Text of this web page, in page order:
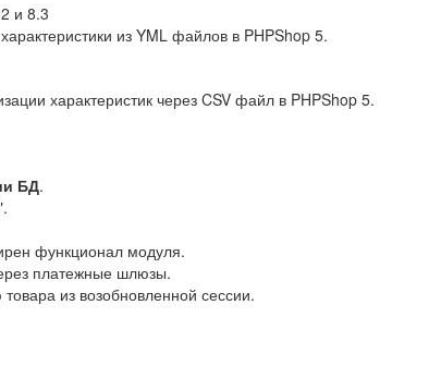
и 8.3
из YML файлов в PHPShop 5.
характеристик через CSV файл в PHPShop 5.
БД.
функционал модуля.
платежные шлюзы.
из возобновленной сессии.